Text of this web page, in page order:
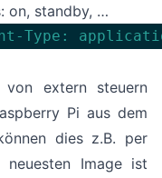
on, standby, …
Type:
von extern steuern
Pi aus dem
dies z.B. per
neuesten Image ist